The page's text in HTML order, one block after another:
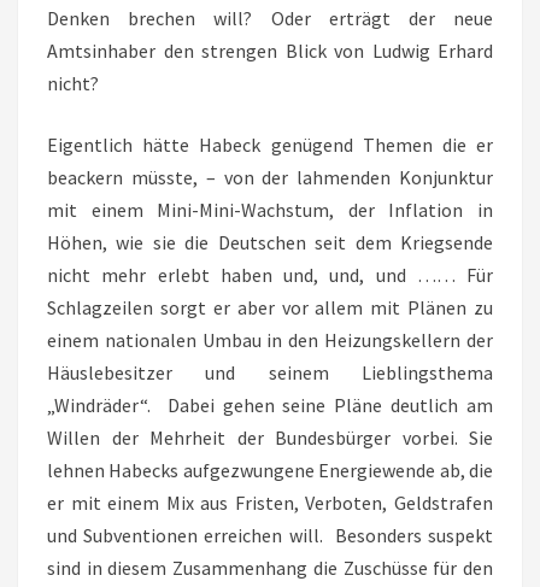
Denken brechen will? Oder erträgt der neue
Amtsinhaber den strengen Blick von Ludwig Erhard
nicht?
Eigentlich hätte Habeck genügend Themen die er
beackern müsste, – von der lahmenden Konjunktur
mit einem Mini-Mini-Wachstum, der Inflation in
Höhen, wie sie die Deutschen seit dem Kriegsende
nicht mehr erlebt haben und, und, und …… Für
Schlagzeilen sorgt er aber vor allem mit Plänen zu
einem nationalen Umbau in den Heizungskellern der
Häuslebesitzer und seinem Lieblingsthema
„Windräder“. Dabei gehen seine Pläne deutlich am
Willen der Mehrheit der Bundesbürger vorbei. Sie
lehnen Habecks aufgezwungene Energiewende ab, die
er mit einem Mix aus Fristen, Verboten, Geldstrafen
und Subventionen erreichen will. Besonders suspekt
sind in diesem Zusammenhang die Zuschüsse für den